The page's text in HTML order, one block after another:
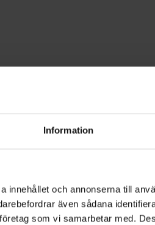
Information
innehållet och annonserna till
även sådana
som vi samarbetar med.